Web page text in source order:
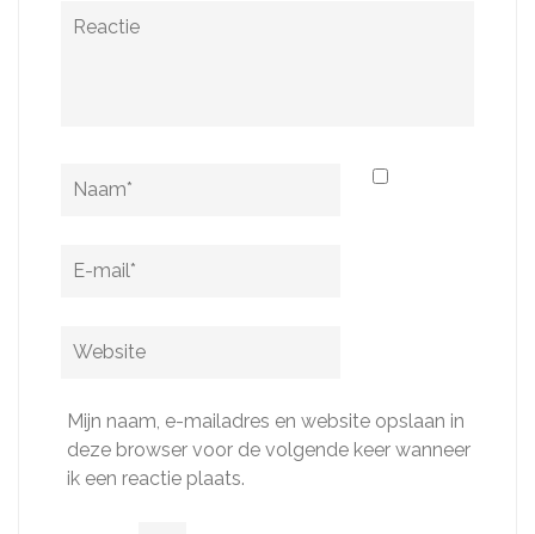
Reactie
Naam
E-
Website
Mijn naam, e-mailadres en website opslaan in
deze browser voor de volgende keer wanneer
ik een reactie plaats.